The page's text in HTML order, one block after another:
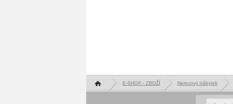
Hlavní stránka E-SHOP - ZBOŽÍ Nerezový nábytek